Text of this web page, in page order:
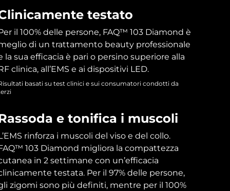
testato
il 100% delle persone, FAQ™ 103 Diamond è
di un trattamento beauty professionale
la sua efficacia è pari o persino superiore alla
clinica, all’EMS e ai dispositivi LED.
basati su test clinici e sui consumatori condotti da
e tonifica i muscoli
rinforza i muscoli del viso e del collo.
103 Diamond migliora la compattezza
in 2 settimane con un’efficacia
testata. Per il 97% delle persone,
zigomi sono più definiti, mentre per il 100%